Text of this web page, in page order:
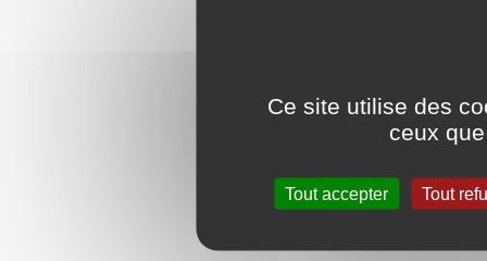
Ce site utilise des
ceux
Tout accepter Tout